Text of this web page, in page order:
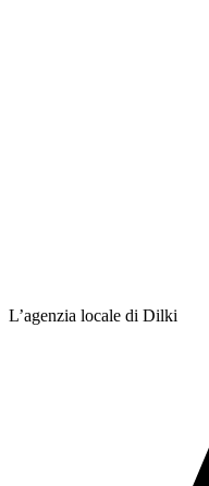
L’agenzia locale di Dilki